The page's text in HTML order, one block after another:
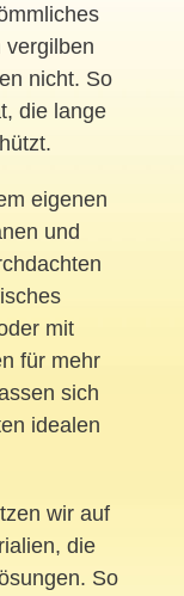
vergilben
nicht. So
die lange
eigenen
und
mit
für mehr
sich
idealen
wir auf
die
So